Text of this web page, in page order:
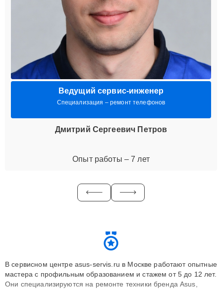
Ведущий сервис-инженер
Специализация – ремонт телефонов
Дмитрий Сергеевич Петров
Опыт работы – 7 лет
В сервисном центре asus-servis.ru в Москве работают опытные
мастера с профильным образованием и стажем от 5 до 12 лет.
Они специализируются на ремонте техники бренда Asus,